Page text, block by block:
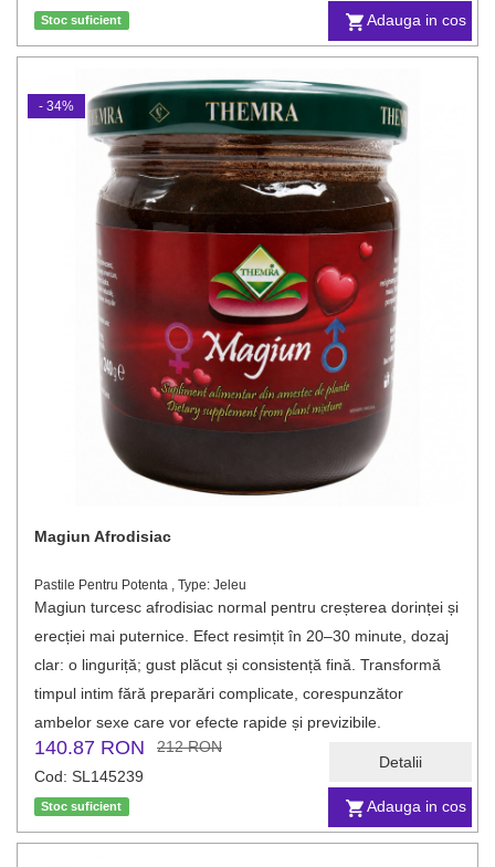
Adauga in cos
Stoc suficient
Adauga in cos
Detalii
Magiun Afrodisiac
Pastile Pentru Potenta , Type: Jeleu
Magiun turcesc afrodisiac normal pentru creșterea dorinței și
erecției mai puternice. Efect resimțit în 20–30 minute, dozaj
clar: o linguriță; gust plăcut și consistență fină. Transformă
timpul intim fără preparări complicate, corespunzător
ambelor sexe care vor efecte rapide și previzibile.
140.87 RON
212 RON
Cod: SL145239
Stoc suficient
- 34%